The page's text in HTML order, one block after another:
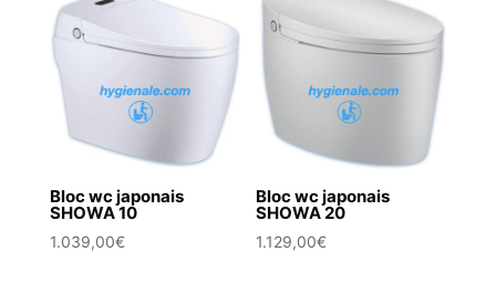
Bloc wc japonais
SHOWA 10
1.039,00€
Bloc wc japonais
SHOWA 20
1.129,00€